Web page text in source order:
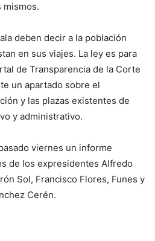
mismos.
deben decir a la población
en sus viajes. La ley es para
de Transparencia de la Corte
un apartado sobre el
y las plazas existentes de
y administrativo.
viernes un informe
de los expresidentes Alfredo
Sol, Francisco Flores, Funes y
Cerén.